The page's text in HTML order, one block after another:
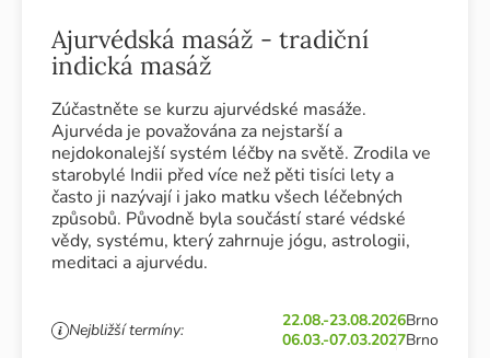
Ajurvédská masáž - tradiční
indická masáž
Zúčastněte se kurzu ajurvédské masáže.
Ajurvéda je považována za nejstarší a
nejdokonalejší systém léčby na světě. Zrodila ve
starobylé Indii před více než pěti tisíci lety a
často ji nazývají i jako matku všech léčebných
způsobů. Původně byla součástí staré védské
vědy, systému, který zahrnuje jógu, astrologii,
meditaci a ajurvédu.
Nejbližší termíny: 22.08.-23.08.2026Brno
06.03.-07.03.2027Brno